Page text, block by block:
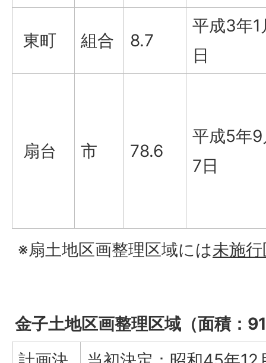
東町 組合 8.7
平成3年1
日
扇台 市 78.6
平成5年
7日
※扇土地区画整理区域には未施
金子土地区画整理区域（面積：